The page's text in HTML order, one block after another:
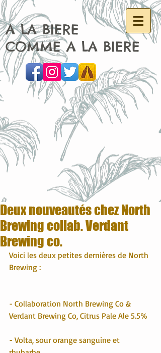
A LA BIERE
COMME A LA BIERE
Deux nouveautés chez North
Brewing collab. Verdant
Brewing co.
Voici les deux petites dernières de North
Brewing :
- Collaboration North Brewing Co &
Verdant Brewing Co, Citrus Pale Ale 5.5%
- Volta, sour orange sanguine et